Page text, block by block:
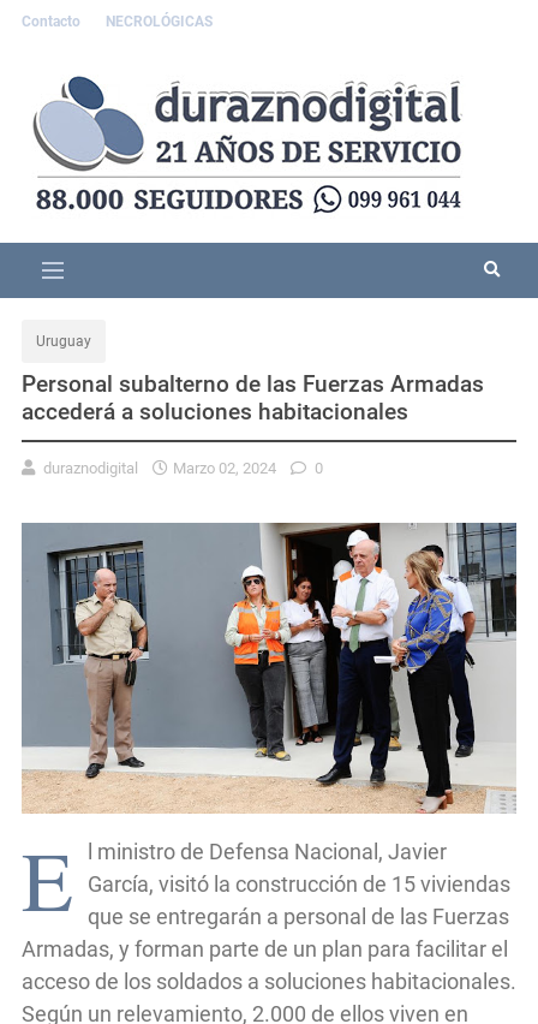
Contacto NECROLÓGICAS
Uruguay
Personal subalterno de las Fuerzas Armadas
accederá a soluciones habitacionales
duraznodigital Marzo 02, 2024 0
E
l ministro de Defensa Nacional, Javier
García, visitó la construcción de 15 viviendas
que se entregarán a personal de las Fuerzas
Armadas, y forman parte de un plan para facilitar el
acceso de los soldados a soluciones habitacionales.
Según un relevamiento, 2.000 de ellos viven en